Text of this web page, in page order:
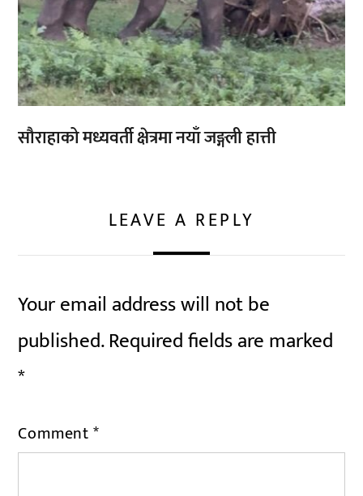
सौराहाको मध्यवर्ती क्षेत्रमा नयाँ जङ्गली हात्ती
LEAVE A REPLY
Your email address will not be
published.Required fields are marked
*
Comment*